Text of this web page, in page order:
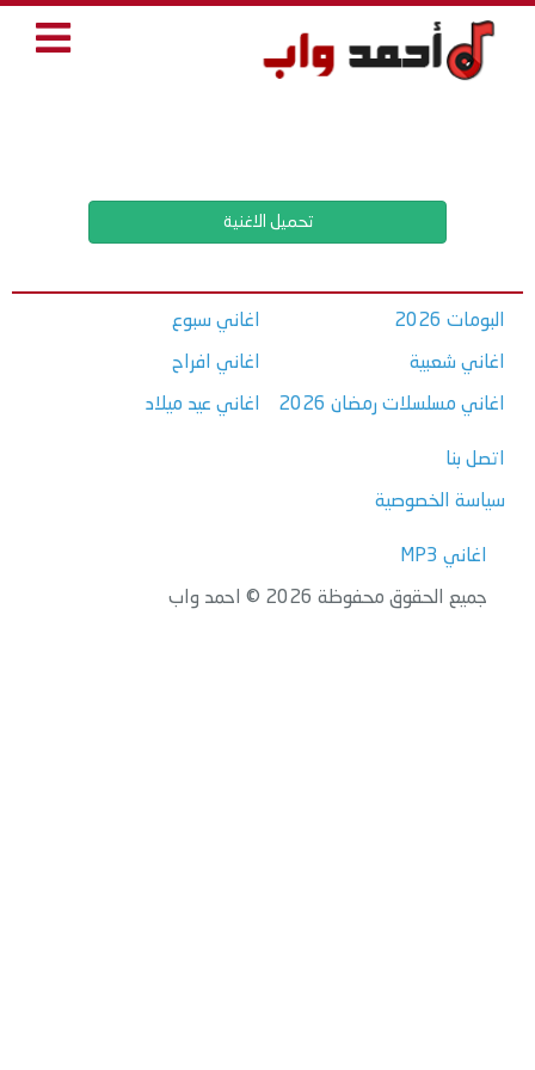
تحميل الاغنية
البومات 2026
اغاني شعبية
اغاني مسلسلات رمضان 2026
اغاني سبوع
اغاني افراح
اغاني عيد ميلاد
اتصل بنا
سياسة الخصوصية
اغاني MP3
جميع الحقوق محفوظة 2026 © احمد واب